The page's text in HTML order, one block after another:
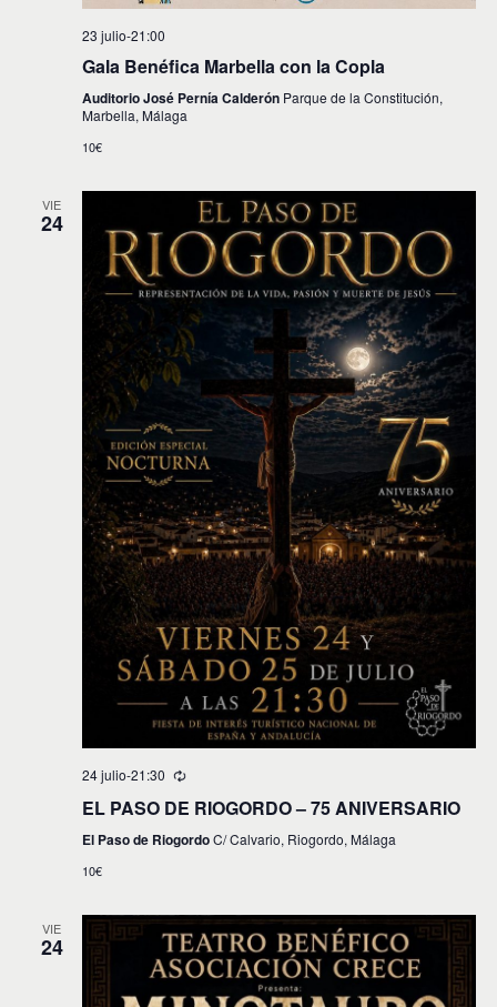
23 julio-21:00
Gala Benéfica Marbella con la Copla
Auditorio José Pernía Calderón Parque de la Constitución,
Marbella, Málaga
10€
VIE
24
24 julio-21:30
EL PASO DE RIOGORDO – 75 ANIVERSARIO
El Paso de RiogordoC/ Calvario, Riogordo, Málaga
10€
VIE
24